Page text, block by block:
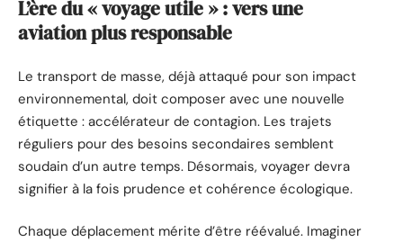
L’ère du « voyage utile » : vers une
aviation plus responsable
Le transport de masse, déjà attaqué pour son impact
environnemental, doit composer avec une nouvelle
étiquette : accélérateur de contagion. Les trajets
réguliers pour des besoins secondaires semblent
soudain d’un autre temps. Désormais, voyager devra
signifier à la fois prudence et cohérence écologique.
Chaque déplacement mérite d’être réévalué. Imaginer